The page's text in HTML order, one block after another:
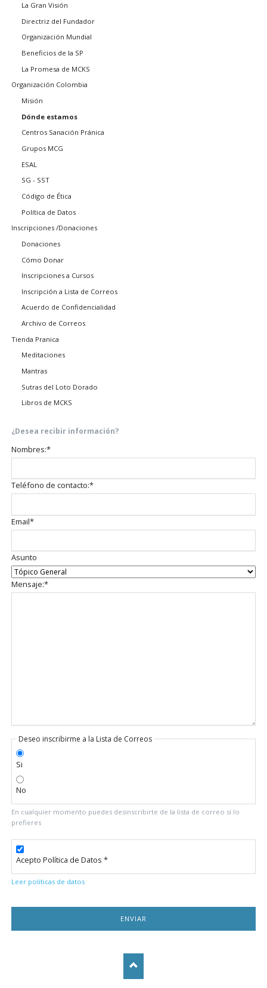
La Gran Visión
Directriz del Fundador
Organización Mundial
Beneficios de la SP
La Promesa de MCKS
Organización Colombia
Misión
Dónde estamos
Centros Sanación Pránica
Grupos MCG
ESAL
SG - SST
Código de Ética
Política de Datos
Inscripciones /Donaciones
Donaciones
Cómo Donar
Inscripciones a Cursos
Inscripción a Lista de Correos
Acuerdo de Confidencialidad
Archivo de Correos
Tienda Pranica
Meditaciones
Mantras
Sutras del Loto Dorado
Libros de MCKS
¿Desea recibir información?
Campo
obligatorio
Nombres:*
Campo
obligatorio
Teléfono de contacto:*
Campo
obligatorio
Email*
Asunto
Campo
obligatorio
Mensaje:*
Deseo inscribirme a la Lista de Correos
Si
No
En cualquier momento puedes desinscribirte de la lista de correo si lo
prefieres
Acepto Política de Datos *
Leer políticas de datos